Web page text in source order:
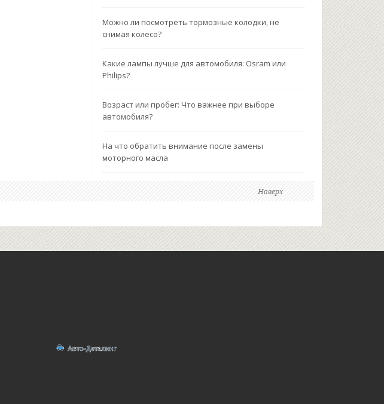
Можно ли посмотреть тормозные колодки, не
снимая колесо?
Какие лампы лучше для автомобиля: Osram или
Philips?
Возраст или пробег: Что важнее при выборе
автомобиля?
На что обратить внимание после замены
моторного масла
Наверх